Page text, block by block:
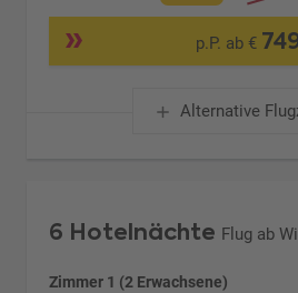
p.P. ab €
Alternative
6 Hotelnächte Flug ab
Zimmer 1 (2 Erwachsene)